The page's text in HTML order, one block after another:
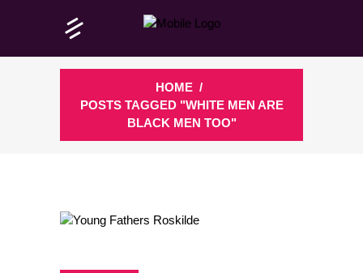
HOME /
POSTS TAGGED "WHITE MEN ARE
BLACK MEN TOO"